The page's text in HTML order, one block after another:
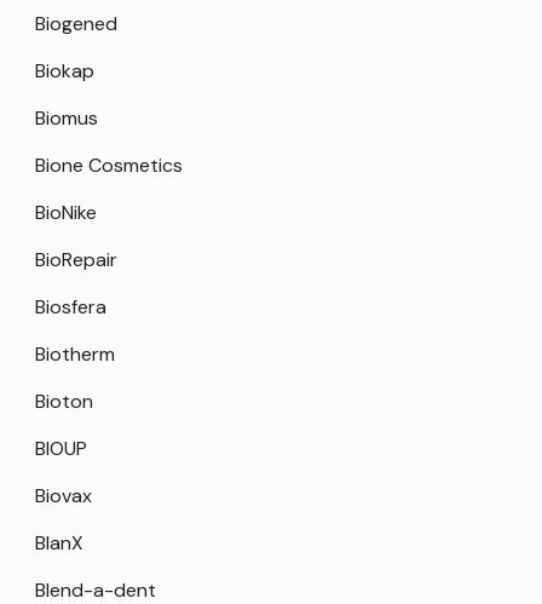
Biogened
Biokap
Biomus
Bione Cosmetics
BioNike
BioRepair
Biosfera
Biotherm
Bioton
BIOUP
Biovax
BlanX
Blend-a-dent